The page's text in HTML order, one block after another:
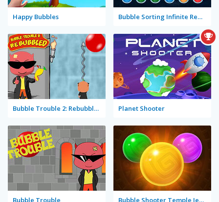
Happy Bubbles Bubble Sorting Infinite Remastered
Bubble Trouble 2: Rebubbled Planet Shooter
Bubble Trouble Bubble Shooter Temple Jewels